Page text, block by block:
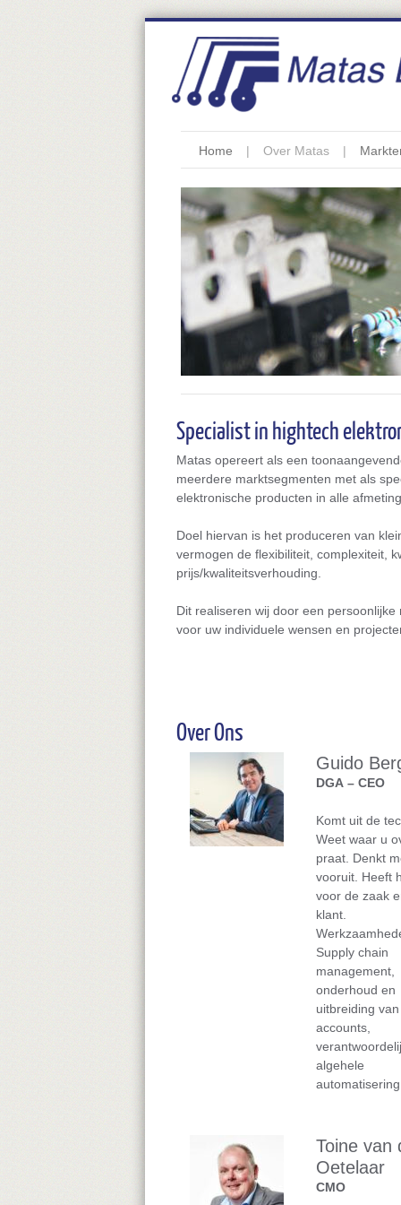
Home Over Matas
Specialist in hightech
Matas opereert als een
meerdere marktsegmenten met als
elektronische producten in alle
Doel hiervan is het produceren van
vermogen de flexibiliteit, complexiteit,
prijs/kwaliteitsverhouding.
Dit realiseren wij door een
voor uw individuele wensen en
Over Ons
Guido
DGA – CEO
Komt uit de
Weet waar u
praat. Denkt
vooruit. Heeft
voor de zaak
klant.
Supply chain
management,
onderhoud en
uitbreiding
accounts,
algehele
automatisering
Toine van
Oetelaar
CMO